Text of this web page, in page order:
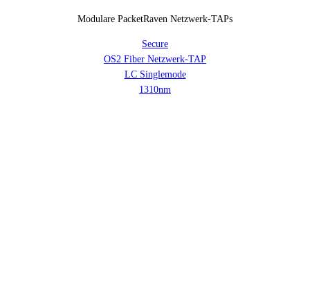
Modulare PacketRaven Netzwerk-TAPs
Secure
OS2 Fiber Netzwerk-TAP
LC Singlemode
1310nm